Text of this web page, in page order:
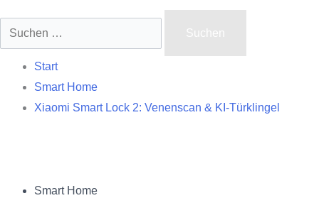
Suchen
nach:
Start
Smart Home
Xiaomi Smart Lock 2: Venenscan & KI-Türklingel
Smart Home